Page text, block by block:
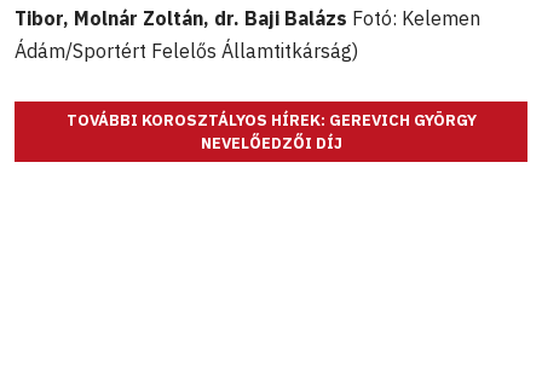
Tibor, Molnár Zoltán, dr. Baji Balázs Fotó: Kelemen
Ádám/Sportért Felelős Államtitkárság)
TOVÁBBI KOROSZTÁLYOS HÍREK: GEREVICH GYÖRGY
NEVELŐEDZŐI DÍJ